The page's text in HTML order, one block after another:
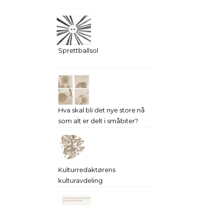
Sprettballsol
Hva skal bli det nye store nå
som alt er delt i småbiter?
Kulturredaktørens
kulturavdeling